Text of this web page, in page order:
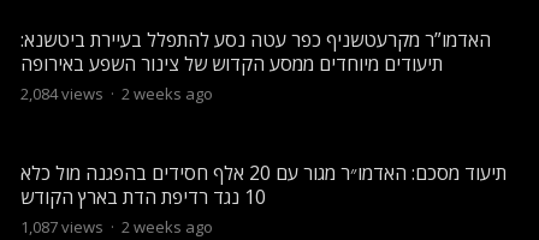
האדמו”ר מקרעטשניף כפר עטה נסע להתפלל בעיירת ביטשנא:
תיעודים מיוחדים ממסע הקדוש של צינור השפע באירופה
2,084views · 2 weeks ago
תיעוד מסכם: האדמו״ר מגור עם 20 אלף חסידים בהפגנה מול כלא
10 נגד רדיפת הדת בארץ הקודש
1,087views · 2 weeks ago